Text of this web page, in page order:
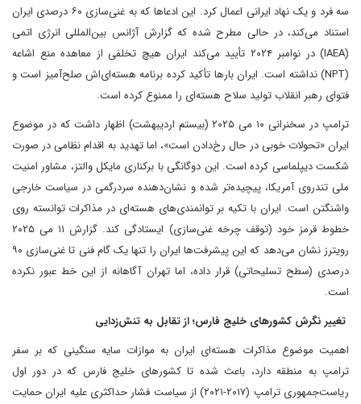
سه فرد و یک نهاد ایرانی اعمال کرد. این ادعاها که به غنی‌سازی ۶۰ درصدی ایران
استناد می‌کند، در حالی مطرح شده که گزارش آژانس بین‌المللی انرژی اتمی
(IAEA) در نوامبر ۲۰۲۴ تأیید می‌کند ایران هیچ تخلفی از معاهده منع اشاعه
(NPT) نداشته است. ایران بارها تأکید کرده برنامه هسته‌ای‌اش صلح‌آمیز است و
فتوای رهبر انقلاب تولید سلاح هسته‌ای را ممنوع کرده است.
ترامپ در سخنرانی ۱۰ می‌ ۲۰۲۵ (بیستم اردیبهشت) اظهار داشت که در موضوع
ایران «تحولات خوبی در حال رخ‌دادن است»، اما تهدید به اقدام نظامی در صورت
شکست دیپلماسی کرده است. این دوگانگی با برکناری مایکل والتز، مشاور امنیت
ملی تندروی آمریکا، پیچیده‌تر شده و نشان‌دهنده سردرگمی در سیاست خارجی
واشنگتن است. ایران با تکیه بر توانمندی‌های هسته‌ای در مذاکرات توانسته روی
خطوط قرمز خود (توقف چرخه غنی‌سازی) ایستادگی کند. گزارش ۱۱ می‌ ۲۰۲۵
رویترز نشان می‌دهد که این پیشرفت‌ها ایران را تنها یک گام فنی تا غنی‌سازی ۹۰
درصدی (سطح تسلیحاتی) قرار داده، اما تهران آگاهانه از این خط عبور نکرده
است.
تغییر نگرش کشورهای خلیج فارس؛ از تقابل به تنش‌زدایی
اهمیت موضوع مذاکرات هسته‌ای ایران به موازات سایه سنگینی که بر سفر
ترامپ به منطقه دارد، باعث شده تا کشورهای خلیج فارس که در دور اول
ریاست‌جمهوری ترامپ (۲۰۱۷-۲۰۲۱) از سیاست فشار حداکثری علیه ایران حمایت